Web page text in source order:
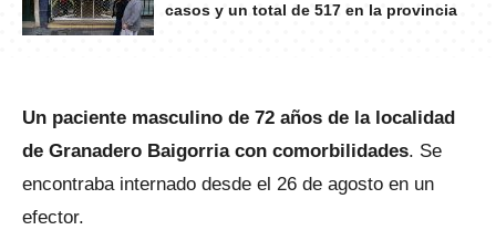
casos y un total de 517 en la provincia
Un paciente masculino de 72 años de la localidad
de Granadero Baigorria con comorbilidades. Se
encontraba internado desde el 26 de agosto en un
efector.